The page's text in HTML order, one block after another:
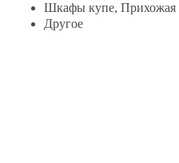
Шкафы купе, Прихожая
Другое